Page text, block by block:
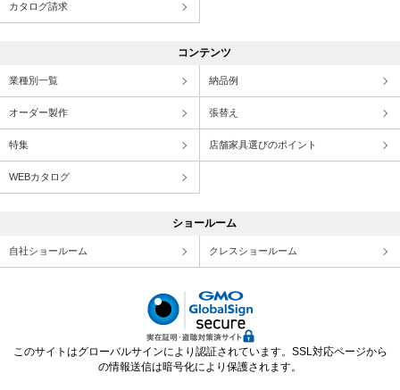
カタログ請求
コンテンツ
業種別一覧 納品例
オーダー製作 張替え
特集 店舗家具選びのポイント
WEBカタログ
ショールーム
自社ショールーム クレスショールーム
このサイトはグローバルサインにより認証されています。SSL対応ページから
の情報送信は暗号化により保護されます。